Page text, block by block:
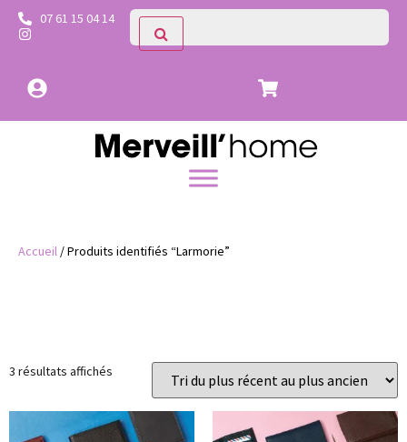
07 61 15 04 14
Accueil / Produits identifiés “Larmorie”
3 résultats affichés